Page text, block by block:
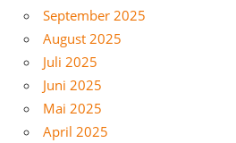
September 2025
August 2025
Juli 2025
Juni 2025
Mai 2025
April 2025